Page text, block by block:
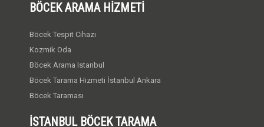
BÖCEK ARAMA HIZMETI
Böcek Tespit Cihazı
Kozmik Oda
Böcek Arama Istanbul
Böcek Tarama Hizmeti İstanbul Ankara
Böcek Taraması
İSTANBUL BÖCEK TARAMA